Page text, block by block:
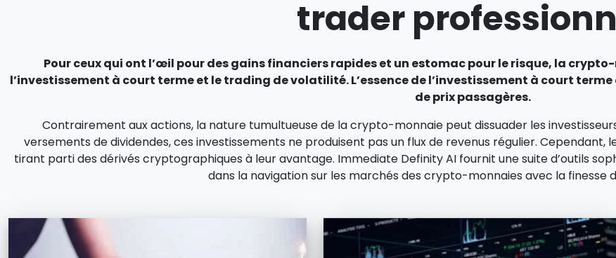
trader
Pour ceux qui ont l’œil pour des gains financiers rapides et un estomac pour le risque, la
l’investissement à court terme et le trading de volatilité. L’essence de l’investissement à court
de prix passagères.
Contrairement aux actions, la nature tumultueuse de la crypto-monnaie peut dissuader les
versements de dividendes, ces investissements ne produisent pas un flux de revenus régulier.
tirant parti des dérivés cryptographiques à leur avantage. Immediate Definity AI fournit une suite d’outils
dans la navigation sur les marchés des crypto-monnaies avec la finesse